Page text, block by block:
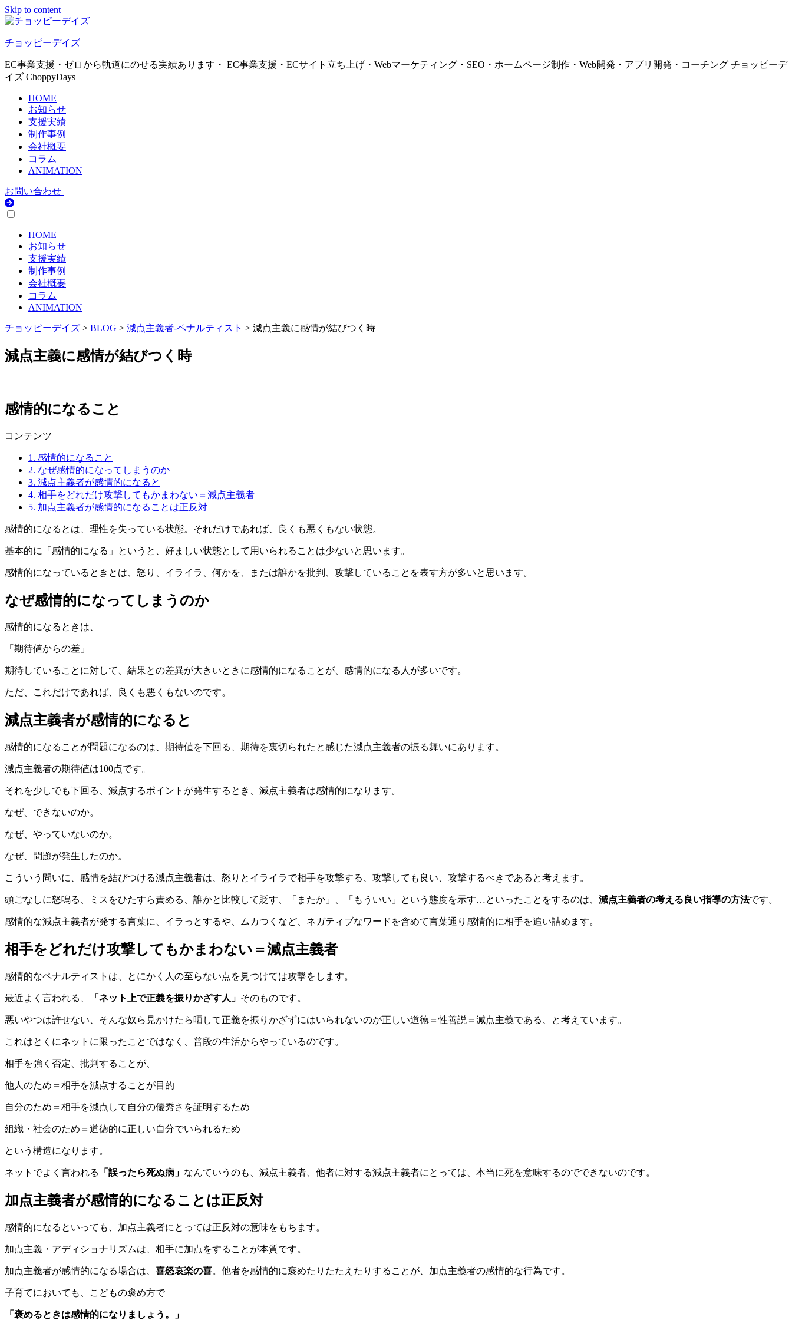
Skip to content
チョッピーデイズ
EC事業支援・ゼロから軌道にのせる実績あります・ EC事業支援・ECサイト立ち上げ・Webマーケティング・SEO・ホームページ制作・Web開発・アプリ開発・コーチング チョッピーデ
イズ ChoppyDays
HOME
お知らせ
支援実績
制作事例
会社概要
コラム
ANIMATION
お問い合わせ
HOME
お知らせ
支援実績
制作事例
会社概要
コラム
ANIMATION
チョッピーデイズ > BLOG > 減点主義者-ペナルティスト > 減点主義に感情が結びつく時
減点主義に感情が結びつく時
感情的になること
コンテンツ
1. 感情的になること
2. なぜ感情的になってしまうのか
3. 減点主義者が感情的になると
4. 相手をどれだけ攻撃してもかまわない＝減点主義者
5. 加点主義者が感情的になることは正反対
感情的になるとは、理性を失っている状態。それだけであれば、良くも悪くもない状態。
基本的に「感情的になる」というと、好ましい状態として用いられることは少ないと思います。
感情的になっているときとは、怒り、イライラ、何かを、または誰かを批判、攻撃していることを表す方が多いと思います。
なぜ感情的になってしまうのか
感情的になるときは、
「期待値からの差」
期待していることに対して、結果との差異が大きいときに感情的になることが、感情的になる人が多いです。
ただ、これだけであれば、良くも悪くもないのです。
減点主義者が感情的になると
感情的になることが問題になるのは、期待値を下回る、期待を裏切られたと感じた減点主義者の振る舞いにあります。
減点主義者の期待値は100点です。
それを少しでも下回る、減点するポイントが発生するとき、減点主義者は感情的になります。
なぜ、できないのか。
なぜ、やっていないのか。
なぜ、問題が発生したのか。
こういう問いに、感情を結びつける減点主義者は、怒りとイライラで相手を攻撃する、攻撃しても良い、攻撃するべきであると考えます。
頭ごなしに怒鳴る、ミスをひたすら責める、誰かと比較して貶す、「またか」、「もういい」という態度を示す…といったことをするのは、 減点主義者の考える良い指導の方法です。
感情的な減点主義者が発する言葉に、イラっとするや、ムカつくなど、ネガティブなワードを含めて言葉通り感情的に相手を追い詰めます。
相手をどれだけ攻撃してもかまわない＝減点主義者
感情的なペナルティストは、とにかく人の至らない点を見つけては攻撃をします。
最近よく言われる、 「ネット上で正義を振りかざす人」 そのものです。
悪いやつは許せない、そんな奴ら見かけたら晒して正義を振りかざずにはいられないのが正しい道徳＝性善説＝減点主義である、と考えています。
これはとくにネットに限ったことではなく、普段の生活からやっているのです。
相手を強く否定、批判することが、
他人のため＝相手を減点することが目的
自分のため＝相手を減点して自分の優秀さを証明するため
組織・社会のため＝道徳的に正しい自分でいられるため
という構造になります。
ネットでよく言われる 「誤ったら死ぬ病」 なんていうのも、減点主義者、他者に対する減点主義者にとっては、本当に死を意味するのでできないのです。
加点主義者が感情的になることは正反対
感情的になるといっても、加点主義者にとっては正反対の意味をもちます。
加点主義・アディショナリズムは、相手に加点をすることが本質です。
加点主義者が感情的になる場合は、 喜怒哀楽の喜。他者を感情的に褒めたりたたえたりすることが、加点主義者の感情的な行為です。
子育てにおいても、こどもの褒め方で
「褒めるときは感情的になりましょう。」